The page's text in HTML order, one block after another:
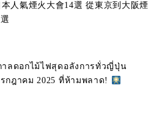
氣煙火大會14選 從東京到大阪煙
าลดอกไม้ไฟสุดอลังการทั่วญี่ปุ่น
กฎาคม 2025 ที่ห้ามพลาด!